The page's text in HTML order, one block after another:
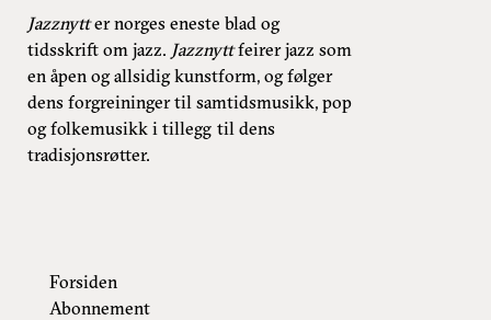
Jazznytter norges eneste blad og
tidsskrift om jazz. Jazznyttfeirer jazz som
en åpen og allsidig kunstform, og følger
dens forgreininger til samtidsmusikk, pop
og folkemusikk i tillegg til dens
tradisjonsrøtter.
Forsiden
Abonnement